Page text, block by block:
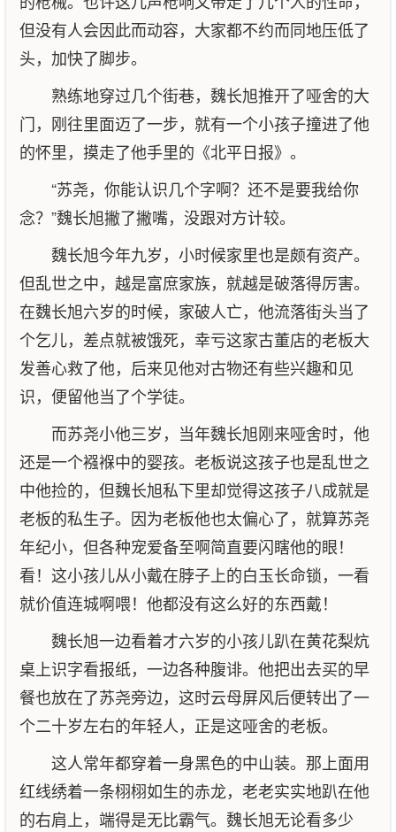
但没有人会因此而动容，大家都不约而同地压低了
头，加快了脚步。
熟练地穿过几个街巷，魏长旭推开了哑舍的大
门，刚往里面迈了一步，就有一个小孩子撞进了他
的怀里，摸走了他手里的《北平日报》。
“苏尧，你能认识几个字啊？还不是要我给你
念？”魏长旭撇了撇嘴，没跟对方计较。
魏长旭今年九岁，小时候家里也是颇有资产。
但乱世之中，越是富庶家族，就越是破落得厉害。
在魏长旭六岁的时候，家破人亡，他流落街头当了
个乞儿，差点就被饿死，幸亏这家古董店的老板大
发善心救了他，后来见他对古物还有些兴趣和见
识，便留他当了个学徒。
而苏尧小他三岁，当年魏长旭刚来哑舍时，他
还是一个襁褓中的婴孩。老板说这孩子也是乱世之
中他捡的，但魏长旭私下里却觉得这孩子八成就是
老板的私生子。因为老板他也太偏心了，就算苏尧
年纪小，但各种宠爱备至啊简直要闪瞎他的眼！
看！这小孩儿从小戴在脖子上的白玉长命锁，一看
就价值连城啊喂！他都没有这么好的东西戴！
魏长旭一边看着才六岁的小孩儿趴在黄花梨炕
桌上识字看报纸，一边各种腹诽。他把出去买的早
餐也放在了苏尧旁边，这时云母屏风后便转出了一
个二十岁左右的年轻人，正是这哑舍的老板。
这人常年都穿着一身黑色的中山装。那上面用
红线绣着一条栩栩如生的赤龙，老老实实地趴在他
的右肩上，端得是无比霸气。魏长旭无论看多少